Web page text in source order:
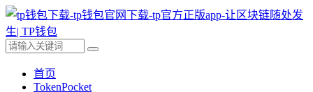
首页
TokenPocket